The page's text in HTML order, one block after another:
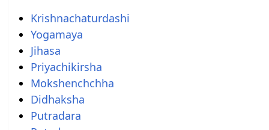
Krishnachaturdashi
Yogamaya
Jihasa
Priyachikirsha
Mokshenchchha
Didhaksha
Putradara